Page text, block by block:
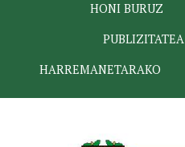
HONI BURUZ
PUBLIZITATEA
HARREMANETARAKO